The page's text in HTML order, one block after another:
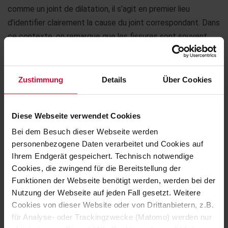
Zustimmung Details Über Cookies
Diese Webseite verwendet Cookies
Bei dem Besuch dieser Webseite werden
personenbezogene Daten verarbeitet und Cookies auf
Ihrem Endgerät gespeichert. Technisch notwendige
Cookies, die zwingend für die Bereitstellung der
Funktionen der Webseite benötigt werden, werden bei der
Nutzung der Webseite auf jeden Fall gesetzt. Weitere
Cookies von dieser Website oder von Drittanbietern, z.B.
für Analyse- oder Trackingzwecke (Matomo) werden nur
comme un joint de dilatation, il s’agit en premier lieu
d’identifier clairement la cause du joint correspondant. Dans
ce contexte, on remarque que les fissures sont souvent
Les joints de construction et les fissures de retrait
sont retaillés et nettoyés, préparés mécaniquement pour
obtenir une résistance à la traction adhésive suffisante,
puis remplis par adhérence.
Mais les constructions anciennes présentent toutefois
souvent des joints et des fissures dont l’origine n’est pas si
facile à déterminer. Dans ce cas, il ne suffit pas de choisir
simplement un joint à élasticité permanente pour régler le
problème.